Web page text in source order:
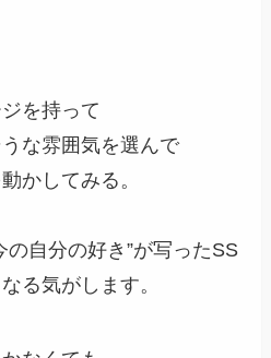
を持って
な雰囲気を選んで
かしてみる。
の自分の好き”が写ったSS
る気がします。